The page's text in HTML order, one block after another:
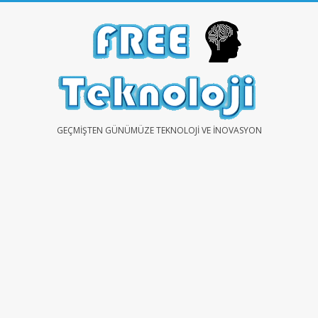
FREEGEÇMIŞTEN GÜNÜMÜZE TEKNOLOJI VE İNOVASYON